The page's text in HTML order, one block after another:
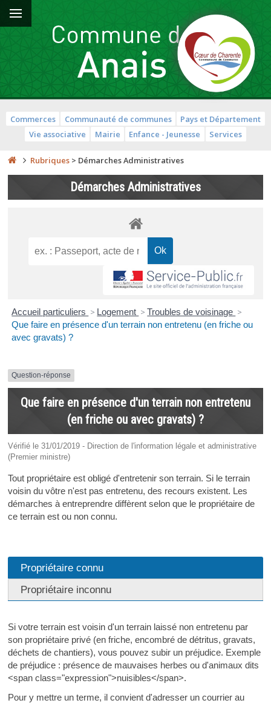
Commerces Communauté de communes
Pays et Département
Vie associative
Mairie Enfance - Jeunesse Services
Rubriques > Démarches Administratives
Démarches Administratives
Accueil particuliers > Logement > Troubles de voisinage >
Que faire en présence d'un terrain non entretenu (en friche ou
avec gravats) ?
Question-réponse
Que faire en présence d'un terrain non entretenu
(en friche ou avec gravats) ?
Vérifié le 31/01/2019 - Direction de l'information légale et administrative
(Premier ministre)
Tout propriétaire est obligé d'entretenir son terrain. Si le terrain
voisin du vôtre n'est pas entretenu, des recours existent. Les
démarches à entreprendre diffèrent selon que le propriétaire de
ce terrain est ou non connu.
Propriétaire connu
Propriétaire inconnu
Si votre terrain est voisin d'un terrain laissé non entretenu par
son propriétaire privé (en friche, encombré de détritus, gravats,
déchets de chantiers), vous pouvez subir un préjudice. Exemple
de préjudice : présence de mauvaises herbes ou d'animaux dits
<span class="expression">nuisibles</span>.
Pour y mettre un terme, il convient d'adresser un courrier au